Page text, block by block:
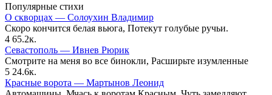
Популярные стихи
О скворцах — Солоухин Владимир
Скоро кончится белая вьюга, Потекут голубые ручьи.
4 65.2к.
Севастополь — Ивнев Рюрик
Смотрите на меня во все бинокли, Расширьте изумленные
5 24.6к.
Красные ворота — Мартынов Леонид